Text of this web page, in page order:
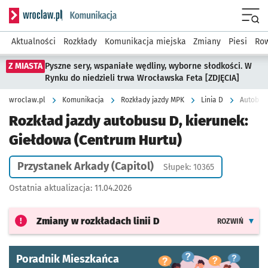
Serwis informacyjny wroclaw.pl podserwis: Komunikacja
Aktualności Rozkłady Komunikacja miejska Zmiany Piesi
Z MIASTA Pyszne sery, wspaniałe wędliny, wyborne słodkości. W
Rynku do niedzieli trwa Wrocławska Feta [ZDJĘCIA]
wroclaw.pl Komunikacja Rozkłady jazdy MPK Linia D
Rozkład jazdy autobusu D, kierunek:
Giełdowa (Centrum Hurtu)
Przystanek Arkady (Capitol) Słupek: 10365
Ostatnia aktualizacja: 11.04.2026
Zmiany w rozkładach linii D ROZWIŃ
Poradnik Mieszkańca